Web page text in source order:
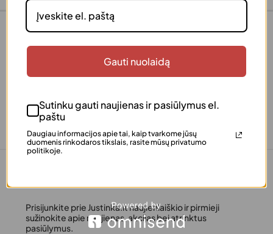
Prisijunkite prie Justinka.lt naujienlaiškio ir pirmieji
sužinokite apie naujienas, akcijas bei atrinktus
pasiūlymus.
Gauti nuolaidą
Sutinku gauti naujienas ir pasiūlymus el.
paštu
Daugiau informacijos apie tai, kaip tvarkome jūsų
duomenis rinkodaros tikslais, rasite mūsų privatumo
politikoje.